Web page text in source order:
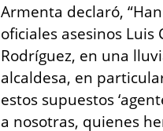
Armenta declaró,
oficiales asesinos
Rodríguez, en una
alcaldesa, en
estos supuestos
a nosotras, quienes